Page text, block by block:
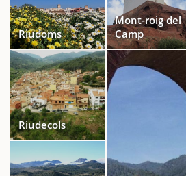
Riudoms
Mont-roig del
Camp
Riudecols